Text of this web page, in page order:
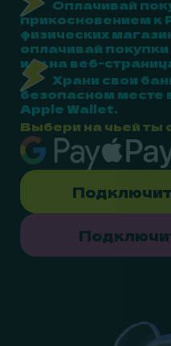
Оплачивай
прикосновением к
физических
оплачивай
или на веб-
Храни свои
безопасном месте
Apple Wallet.
Выбери на чьей ты